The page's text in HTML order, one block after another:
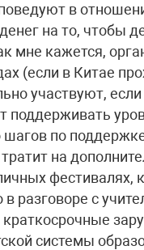
в
на то, чтобы
мне кажется,
(если в Китае
участвуют,
поддерживать
шагов по
на
фестивалях,
разговоре с
системы